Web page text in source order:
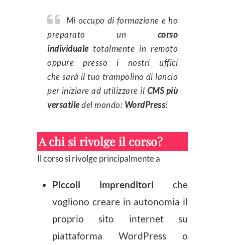
Mi occupo di formazione e ho
preparato un corso
individualetotalmente in remoto
oppure presso i nostri uffici
che sarà il tuo trampolino di lancio
per iniziare ad utilizzare il CMS più
versatiledel mondo: WordPress!
A chi si rivolge il corso?
Il corso si rivolge principalmente a
Piccoli imprenditori che
vogliono creare in autonomia il
proprio sito internet su
piattaforma WordPress o